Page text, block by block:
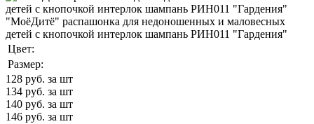
"МоёДитё" распашонка для недоношенных и маловесных
детей с кнопочкой интерлок шампань РИН011 "Гардения"
Цвет:
Размер:
128 руб. за шт
134 руб. за шт
140 руб. за шт
146 руб. за шт